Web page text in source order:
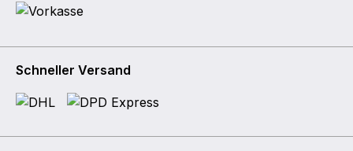
Schneller Versand